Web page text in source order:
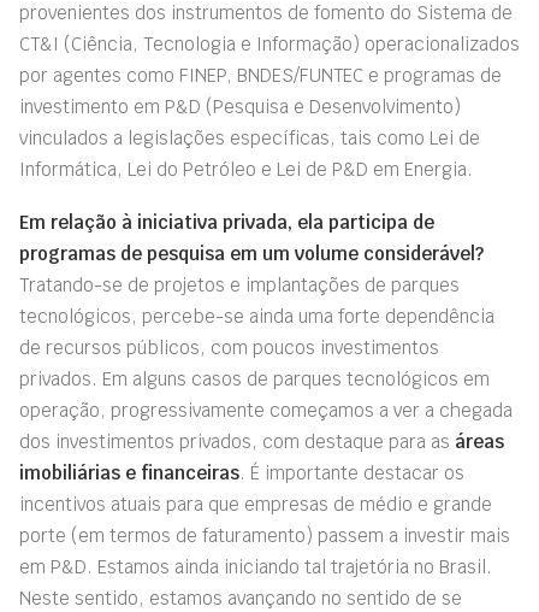
provenientes dos instrumentos de fomento do Sistema de
CT&I (Ciência, Tecnologia e Informação) operacionalizados
por agentes como FINEP, BNDES/FUNTEC e programas de
investimento em P&D (Pesquisa e Desenvolvimento)
vinculados a legislações específicas, tais como Lei de
Informática, Lei do Petróleo e Lei de P&D em Energia.
Em relação à iniciativa privada, ela participa de
programas de pesquisa em um volume considerável?
Tratando-se de projetos e implantações de parques
tecnológicos, percebe-se ainda uma forte dependência
de recursos públicos, com poucos investimentos
privados. Em alguns casos de parques tecnológicos em
operação, progressivamente começamos a ver a chegada
dos investimentos privados, com destaque para as áreas
imobiliárias e financeiras. É importante destacar os
incentivos atuais para que empresas de médio e grande
porte (em termos de faturamento) passem a investir mais
em P&D. Estamos ainda iniciando tal trajetória no Brasil.
Neste sentido, estamos avançando no sentido de se